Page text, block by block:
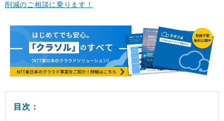
削減のご相談に乗ります！
目次：